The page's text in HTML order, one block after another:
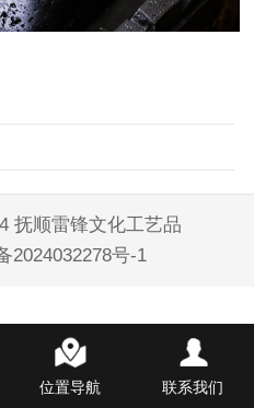
抚顺雷锋文化工艺品
2024032278号-1
位置导航 联系我们